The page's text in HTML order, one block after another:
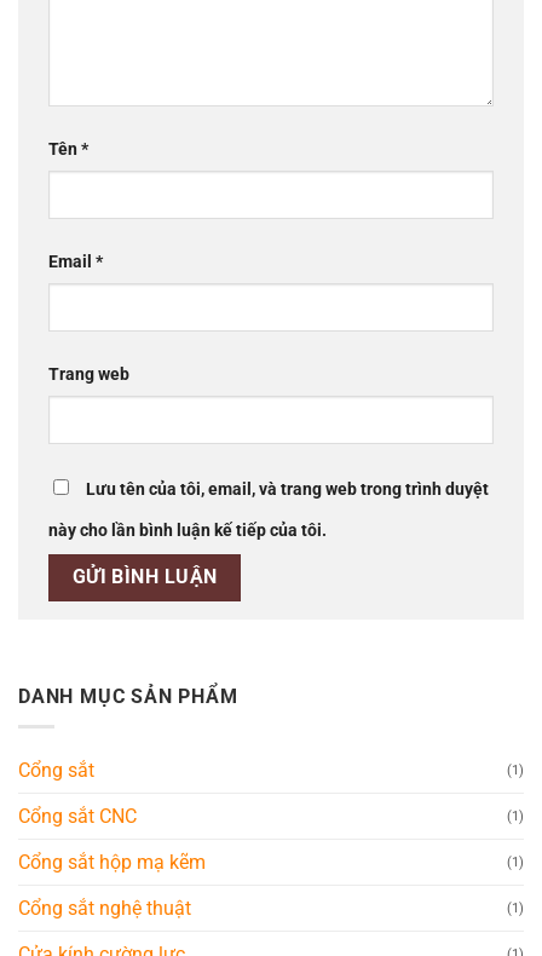
Tên*
Email *
Trang web
Lưu tên của tôi, email, và trang web trong trình duyệt
này cho lần bình luận kế tiếp của tôi.
DANH MỤC SẢN PHẨM
Cổng sắt (1)
Cổng sắt CNC (1)
Cổng sắt hộp mạ kẽm (1)
Cổng sắt nghệ thuật (1)